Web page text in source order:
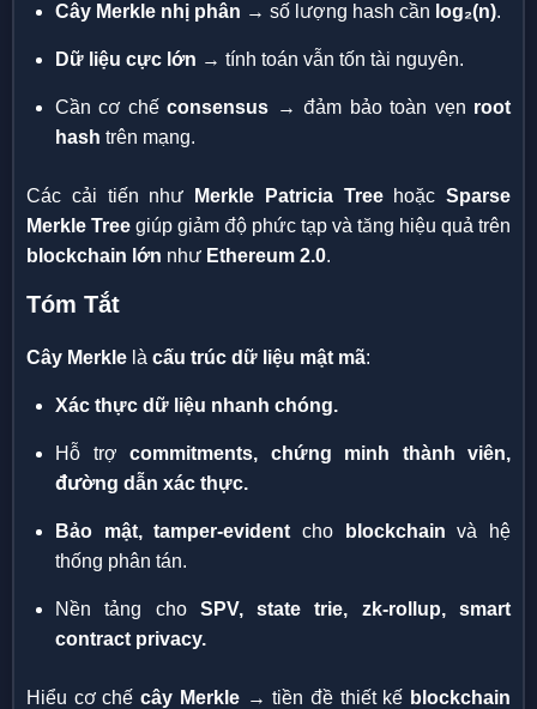
Cây Merkle nhị phân → số lượng hash cần log₂(n).
Dữ liệu cực lớn → tính toán vẫn tốn tài nguyên.
Cần cơ chếconsensus → đảm bảo toàn vẹn root
hash trên mạng.
Các cải tiến như Merkle Patricia Treehoặc Sparse
Merkle Tree giúp giảm độ phức tạp và tăng hiệu quả trên
blockchain lớn như Ethereum 2.0.
Tóm Tắt
Cây Merkle là cấu trúc dữ liệu mật mã:
Xác thực dữ liệu nhanh chóng.
Hỗ trợ commitments, chứng minh thành viên,
đường dẫn xác thực.
Bảo mật, tamper-evident cho blockchain và hệ
thống phân tán.
Nền tảng cho SPV, state trie, zk-rollup, smart
contract privacy.
Hiểu cơ chếcây Merkle→ tiền đề thiết kế blockchain